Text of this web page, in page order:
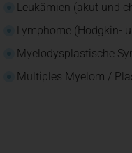
Leukämien (akut und
Lymphome (Hodgkin-
Myelodysplastische
Multiples Myelom /